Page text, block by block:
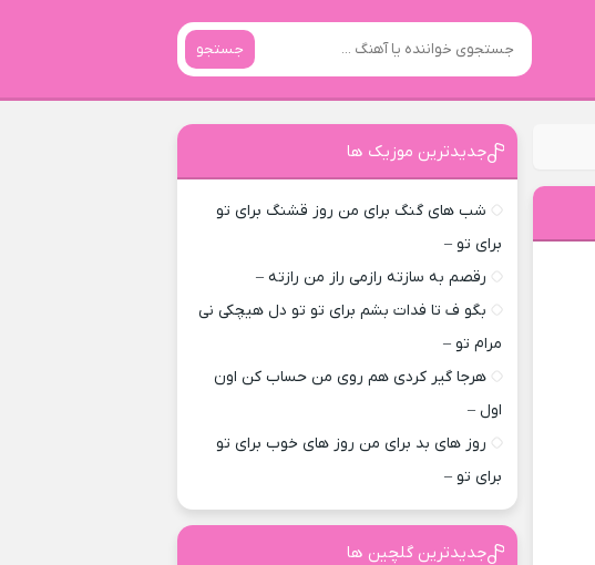
جستجو
جدیدترین موزیک ها
شب های گنگ برای من روز قشنگ برای تو
برای تو –
رقصم به سازته رازمی راز من رازته –
بگو ف تا فدات بشم برای تو تو دل هیچکی نی
مرام تو –
هرجا گیر کردی هم روی من حساب کن اون
اول –
روز های بد برای من روز های خوب برای تو
برای تو –
جدیدترین گلچین ها